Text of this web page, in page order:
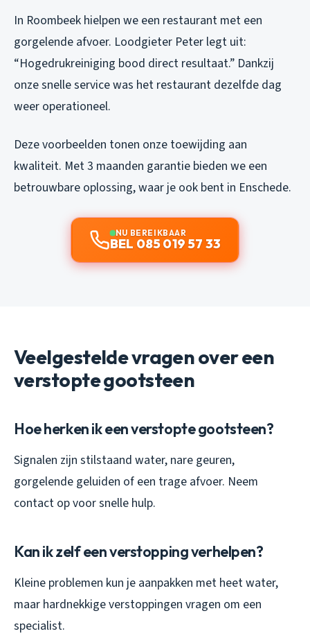
In Roombeek hielpen we een restaurant met een
gorgelende afvoer. Loodgieter Peter legt uit:
“Hogedrukreiniging bood direct resultaat.” Dankzij
onze snelle service was het restaurant dezelfde dag
weer operationeel.
Deze voorbeelden tonen onze toewijding aan
kwaliteit. Met 3 maanden garantie bieden we een
betrouwbare oplossing, waar je ook bent in Enschede.
NU BEREIKBAAR
BEL 085 019 57 33
Veelgestelde vragen over een
verstopte gootsteen
Hoe herken ik een verstopte gootsteen?
Signalen zijn stilstaand water, nare geuren,
gorgelende geluiden of een trage afvoer. Neem
contact op voor snelle hulp.
Kan ik zelf een verstopping verhelpen?
Kleine problemen kun je aanpakken met heet water,
maar hardnekkige verstoppingen vragen om een
specialist.